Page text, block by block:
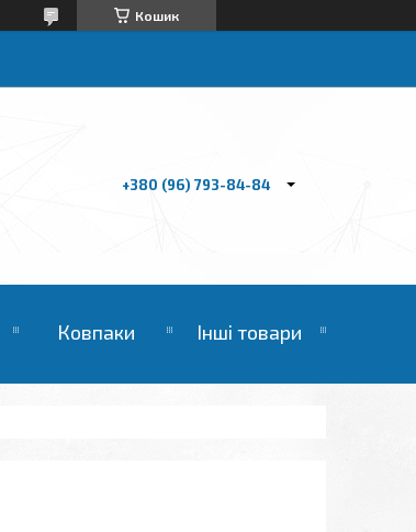
Кошик
+380 (96) 793-84-84
Ковпаки Інші товари